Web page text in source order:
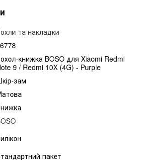
та накладки
книжка BOSO для Xiaomi Redmi
9 / Redmi 10X (4G) - Purple
зам
пакет